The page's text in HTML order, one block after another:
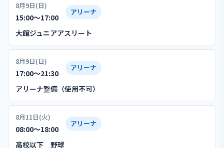
8月9日(日)
15:00〜17:00
アリーナ
大館ジュニアアスリート
8月9日(日)
17:00〜21:30
アリーナ
アリーナ整備（使用不可）
8月11日(火)
08:00〜18:00
アリーナ
高校以下 野球